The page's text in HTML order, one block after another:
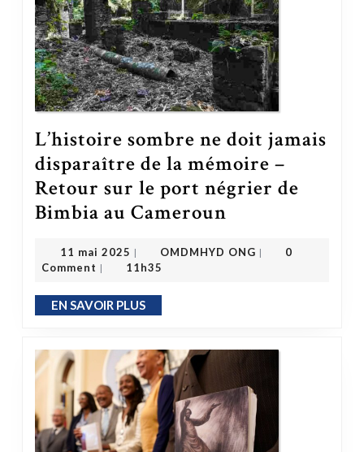
L’histoire sombre ne doit jamais
disparaître de la mémoire –
Retour sur le port négrier de
Bimbia au Cameroun
11 mai 2025 | OMDMHYD ONG |
0
Comment | 11h35
EN SAVOIR PLUSEN SAVOIR PLUS